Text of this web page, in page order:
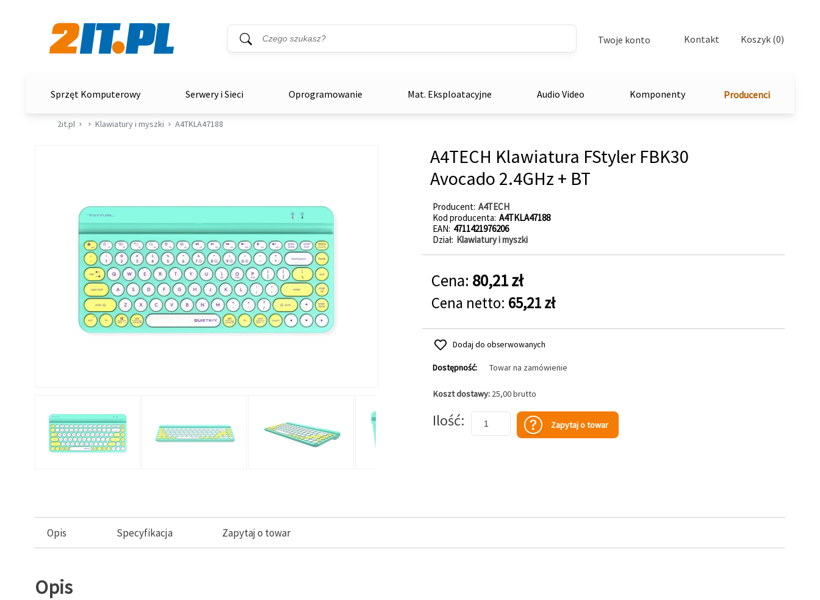
Wyszukiwarka
Słowo kluczowe
Twoje konto Kontakt Koszyk (0)
Sprzęt Komputerowy Serwery i Sieci Oprogramowanie Mat. Eksploatacyjne Audio Video Komponenty Producenci
2it.pl Klawiatury i myszki A4TKLA47188
A4TECH Klawiatura FStyler FBK30
Avocado 2.4GHz + BT
Producent A4TECH
Kod producenta A4TKLA47188
EAN 4711421976206
Dział Klawiatury i myszki
Cena: 80,21 zł
Cena netto: 65,21 zł
Dodaj do obserwowanych
Dostępność: Towar na zamówienie
Koszt dostawy: 25,00 brutto
Ilość Zapytaj o towar
Opis Specyfikacja Zapytaj o towar
Opis